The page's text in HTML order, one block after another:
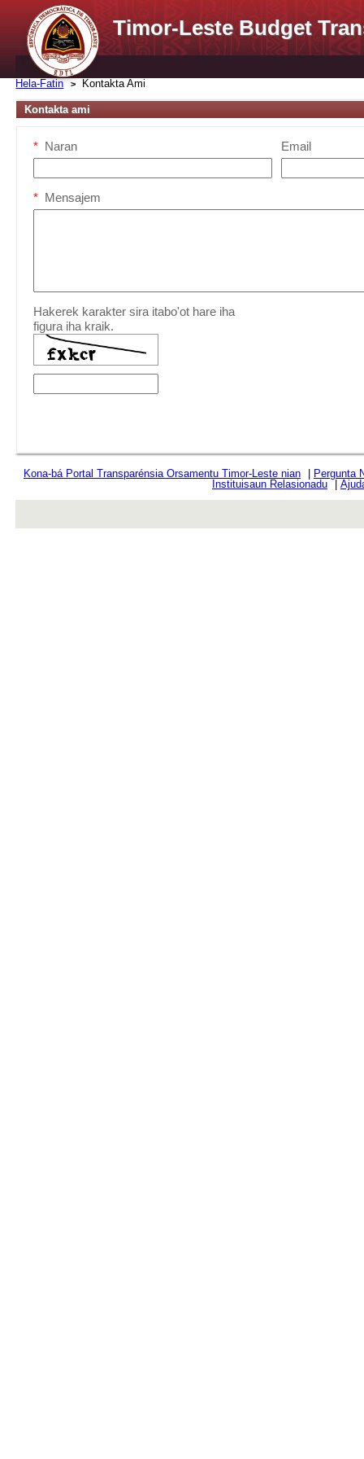
Timor-Leste Budget
Hela-Fatin Kontakta Ami
Kontakta ami
* Naran Email
* Mensajem
Hakerek karakter sira itabo'ot hare iha
figura iha kraik.
Kona-bá Portal Transparénsia Orsamentu Timor-Leste nian | Pergunta
Instituisaun Relasionadu |